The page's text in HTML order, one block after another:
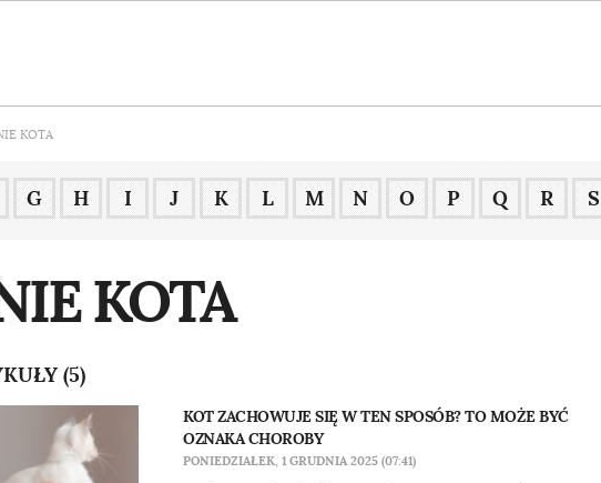
KOTA
G H I J K L M N O P Q R S
KOTA
(5)
KOT ZACHOWUJE SIĘ W TEN SPOSÓB? TO MOŻE BYĆ
OZNAKA CHOROBY
PONIEDZIAŁEK, 1 GRUDNIA 2025 (07:41)